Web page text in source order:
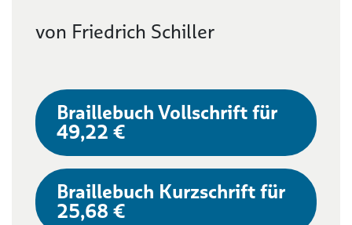
von Friedrich Schiller
Braillebuch Vollschrift für
49,22 €
Braillebuch Kurzschrift für
25,68 €